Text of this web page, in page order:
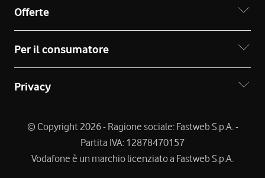
Offerte
Per il consumatore
Privacy
© Copyright 2026 - Ragione sociale: Fastweb S.p.A. -
Partita IVA: 12878470157
Vodafone è un marchio licenziato a Fastweb S.p.A.